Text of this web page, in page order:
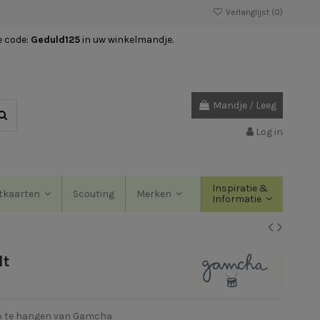
Verlanglijst (0)
code: Geduld125 in uw winkelmandje.
Mandje / Leeg
Log in
Scouting Merken
Inspiratie &
Informatie
hangen van Gamcha